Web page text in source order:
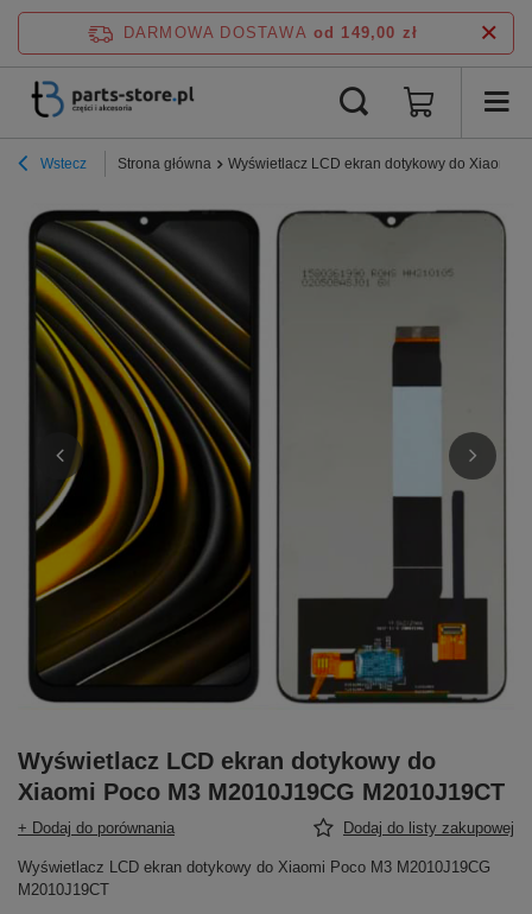
DARMOWA DOSTAWA od 149,00 zł
Wstecz Strona główna Wyświetlacz LCD ekran dotykowy do Xiaomi
Wyświetlacz LCD ekran dotykowy do
Xiaomi Poco M3 M2010J19CG M2010J19CT
+ Dodaj do porównania Dodaj do listy zakupowej
Wyświetlacz LCD ekran dotykowy do Xiaomi Poco M3 M2010J19CG
M2010J19CT